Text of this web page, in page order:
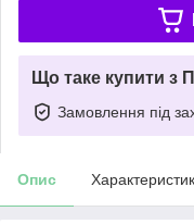
Що таке купити з
Замовлення під
Опис